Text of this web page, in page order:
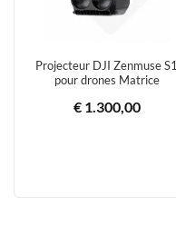
Projecteur DJI Zenmuse S1
pour drones Matrice
€1.300,00